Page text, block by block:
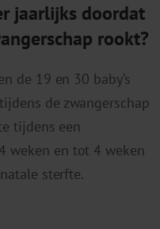
jaarlijks doordat
rookt?
de 19 en 30 baby’s
de zwangerschap
tijdens een
weken en tot 4 weken
sterfte.